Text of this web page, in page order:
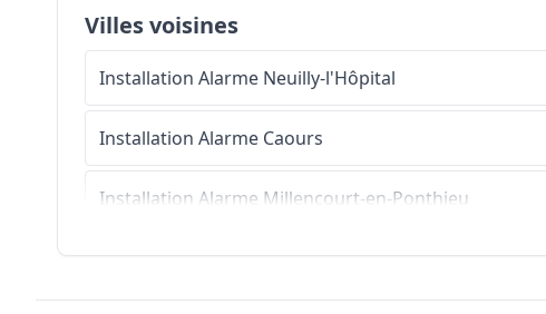
Villes voisines
Installation Alarme Neuilly-l'Hôpital
Installation Alarme Caours
Installation Alarme Millencourt-en-Ponthieu
Installation AlarmeNeufmoulin